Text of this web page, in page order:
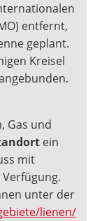
entfernt,
geplant.
Kreisel
Gas und
ein
mit
unter der
lienen/